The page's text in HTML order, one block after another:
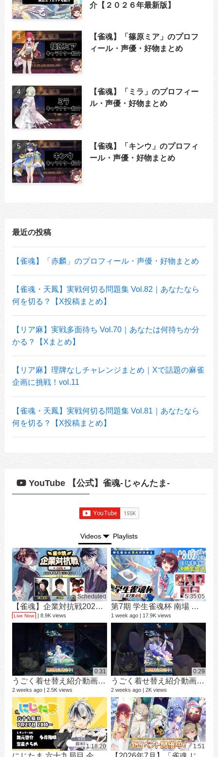
介【２０２６年最新版】
【雀魂】「篠原ミア」のプロフ
ィール・声優・好物まとめ
【雀魂】「ミラ」のプロフィー
ル・声優・好物まとめ
【雀魂】「キンウ」のプロフィ
ール・声優・好物まとめ
最近の投稿
【雀魂】「赤麟」のプロフィール・声優・好物まとめ
【雀魂・天鳳】実戦何切る問題集 Vol.82｜あなたなら
何を切る？【X投稿まとめ】
【リア麻】実戦多面待ち Vol.70｜あなたは何待ちか分
かる？【Xまとめ】
【リア麻】理牌なしチャレンジまとめ｜Xで話題の麻雀
企画に挑戦！vol.11
【雀魂・天鳳】実戦何切る問題集 Vol.81｜あなたなら
何を切る？【X投稿まとめ】
YouTube 【公式】雀魂-じゃんたま-
Videos Playlists
Scheduled
【雀魂】企業対抗戦2026【予選】
Live Now 8.9K views
5:35:05
第7期 学生雀魂杯 南場 決勝
1 week ago 17.9K views
0:31
うごく着せ替え紹介動画 ミラ #shorts
2 weeks ago 2.5K views
0:29
うごく着せ替え紹介動画 七海 礼奈 #shorts
2 weeks ago 2K views
1:18:20 1:51